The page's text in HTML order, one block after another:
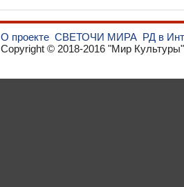
О проекте СВЕТОЧИ МИРА РД в
Copyright © 2018-2016 "Мир Культуры"